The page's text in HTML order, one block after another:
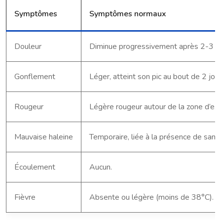
Symptômes Symptômes normaux
Douleur Diminue progressivement après 2-3
Gonflement Léger, atteint son pic au bout de 2
Rougeur Légère rougeur autour de la zone
Mauvaise haleine Temporaire, liée à la présence de
Écoulement Aucun.
Fièvre Absente ou légère (moins de 38°C).